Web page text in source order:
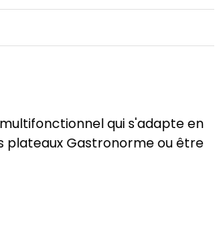
qui s'adapte en
plateaux Gastronorme ou être